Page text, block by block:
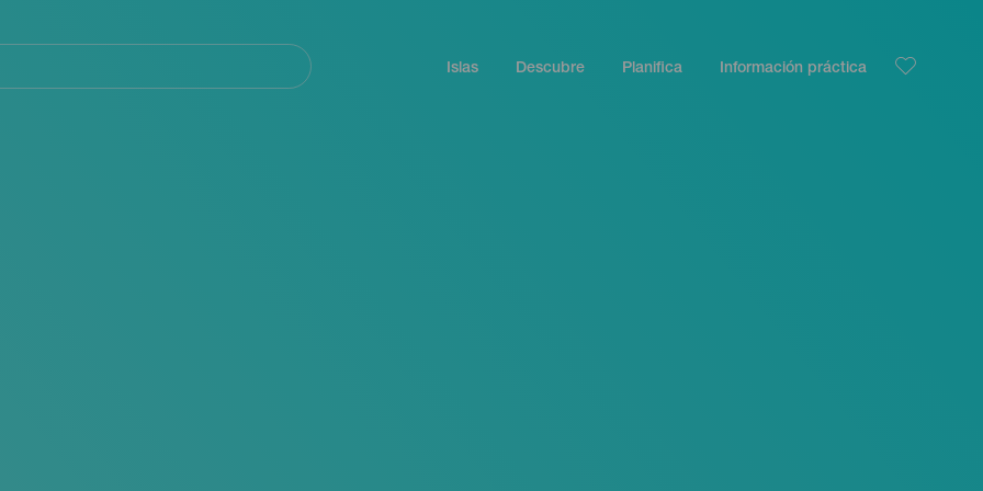
Islas Descubre Planifica Información práctica